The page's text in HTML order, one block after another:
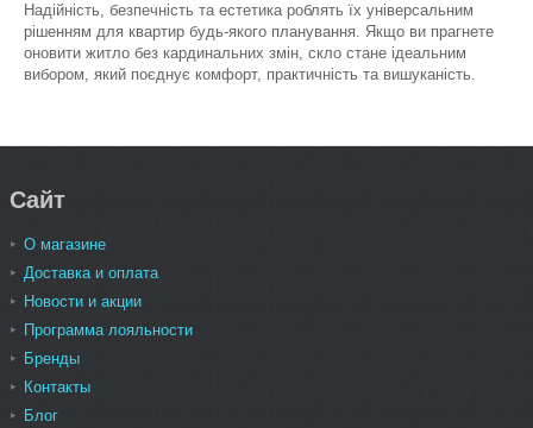
Надійність, безпечність та естетика роблять їх універсальним
рішенням для квартир будь-якого планування. Якщо ви прагнете
оновити житло без кардинальних змін, скло стане ідеальним
вибором, який поєднує комфорт, практичність та вишуканість.
Сайт
О магазине
Доставка и оплата
Новости и акции
Программа лояльности
Бренды
Контакты
Блог